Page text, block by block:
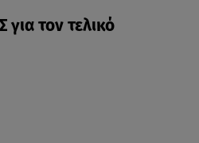
τον τελικό